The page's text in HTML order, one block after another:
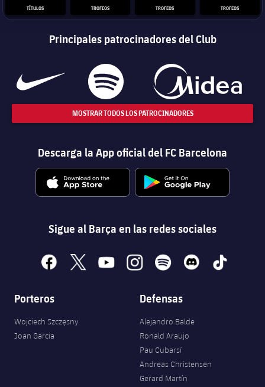
TÍTULOS TROFEOS TROFEOS TROFEOS
Principales patrocinadores del Club
MOSTRAR TODOS LOS PATROCINADORES
Descarga la App oficial del FC Barcelona
Sigue al Barça en las redes sociales
facebook
x youtubeinstagramspotify discord tiktok
Porteros
Wojciech Szczęsny
Joan Garcia
Defensas
Alejandro Balde
Ronald Araujo
Pau Cubarsí
Andreas Christensen
Gerard Martín